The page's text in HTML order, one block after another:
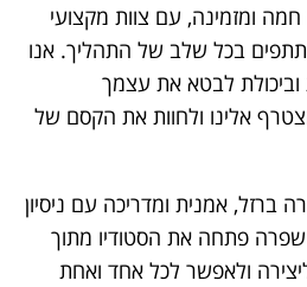
חמה ומזמינה, עם צוות מקצועי
בכל שלב של התהליך. אנו
וביכולת לבטא את עצמך
אלינו ולחוות את הקסם של
ברזל, אמנית ומדריכה עם ניסיון
פתחה את הסטודיו מתוך
ולאפשר לכל אחד ואחת